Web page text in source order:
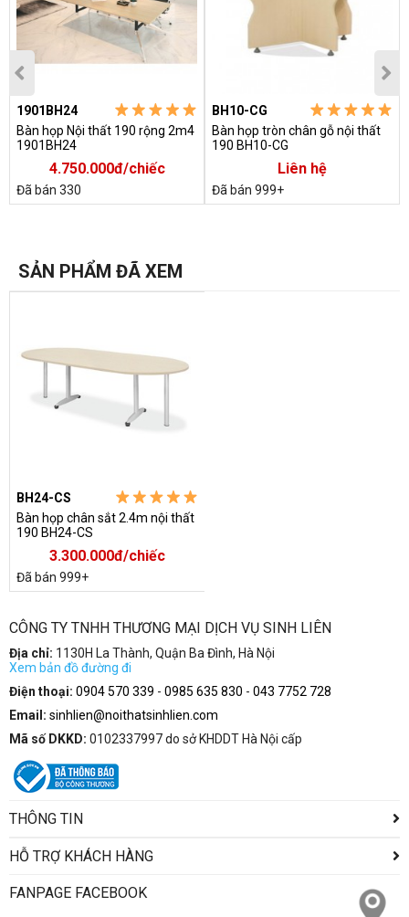
1901BH24
Bàn họp Nội thất 190 rộng 2m4
1901BH24
4.750.000đ/chiếc
Đã bán 330
BH10-CG
Bàn họp tròn chân gỗ nội thất
190 BH10-CG
Liên hệ
Đã bán 999+
SẢN PHẨM ĐÃ XEM
BH24-CS
Bàn họp chân sắt 2.4m nội thất
190 BH24-CS
3.300.000đ/chiếc
Đã bán 999+
CÔNG TY TNHH THƯƠNG MẠI DỊCH VỤ SINH LIÊN
Địa chỉ: 1130H La Thành, Quận Ba Đình, Hà Nội
Xem bản đồ đường đi
Điện thoại: 0904 570 339 - 0985 635 830 - 043 7752 728
Email: sinhlien@noithatsinhlien.com
Mã số DKKD: 0102337997 do sở KHDDT Hà Nội cấp
THÔNG TIN
HỖ TRỢ KHÁCH HÀNG
FANPAGE FACEBOOK